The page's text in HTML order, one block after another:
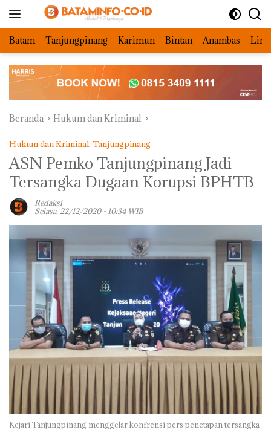
Batam Tanjungpinang Karimun Bintan Anambas
Beranda Hukum dan Kriminal
Hukum dan Kriminal, Tanjungpinang
ASN Pemko Tanjungpinang Jadi
Tersangka Dugaan Korupsi BPHTB
Redaksi
Selasa, 22/12/2020 - 10:34 WIB
Kejari Tanjungpinang menggelar konfrensi pers penetapan tersangka